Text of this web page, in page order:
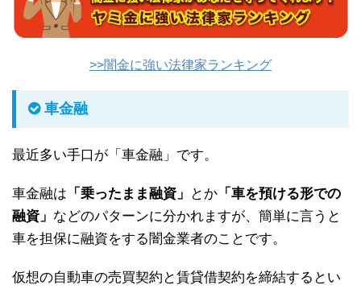
>>闇金に強い法律家ランキング
車金融
最近多い手口が「車金融」です。
車金融は 「乗ったまま融資」 とか 「車を預ける形での
融資」 などのパターンに分かれますが、簡単に言うと
車を担保に融資をする闇金業者のことです。
仮想の自動車の売買契約と賃貸借契約を締結するとい